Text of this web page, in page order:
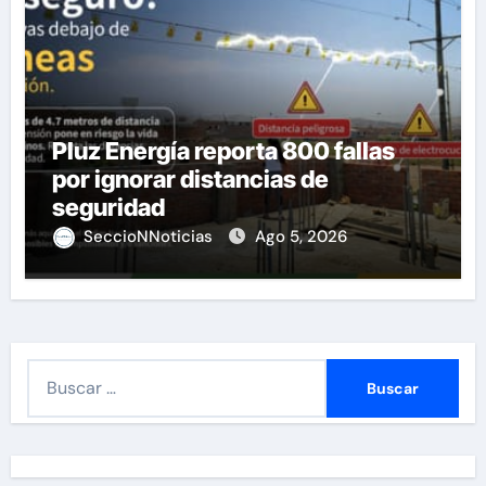
Pluz Energía reporta 800 fallas
por ignorar distancias de
seguridad
SeccioNNoticias Ago 5, 2026